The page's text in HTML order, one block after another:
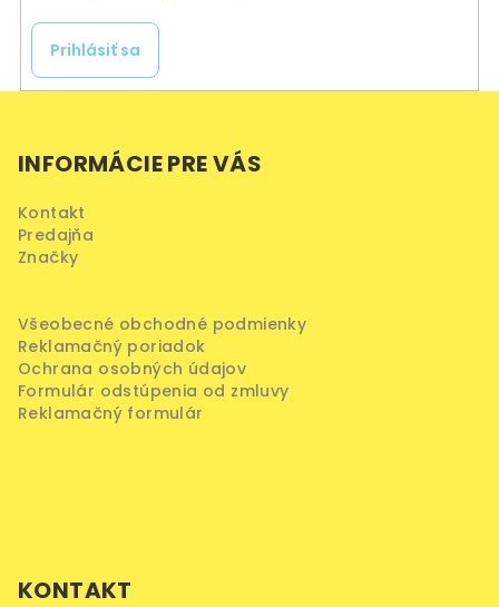
Prihlásiť sa
INFORMÁCIE PRE VÁS
Kontakt
Predajňa
Značky
Všeobecné obchodné podmienky
Reklamačný poriadok
Ochrana osobných údajov
Formulár odstúpenia od zmluvy
Reklamačný formulár
KONTAKT